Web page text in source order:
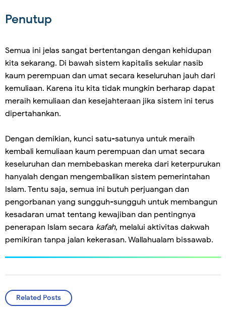
Penutup
Semua ini jelas sangat bertentangan dengan kehidupan
kita sekarang. Di bawah sistem kapitalis sekular nasib
kaum perempuan dan umat secara keseluruhan jauh dari
kemuliaan. Karena itu kita tidak mungkin berharap dapat
meraih kemuliaan dan kesejahteraan jika sistem ini terus
dipertahankan.
Dengan demikian, kunci satu-satunya untuk meraih
kembali kemuliaan kaum perempuan dan umat secara
keseluruhan dan membebaskan mereka dari keterpurukan
hanyalah dengan mengembalikan sistem pemerintahan
Islam. Tentu saja, semua ini butuh perjuangan dan
pengorbanan yang sungguh-sungguh untuk membangun
kesadaran umat tentang kewajiban dan pentingnya
penerapan Islam secara kafah, melalui aktivitas dakwah
pemikiran tanpa jalan kekerasan. Wallahualam bissawab.
Related Posts